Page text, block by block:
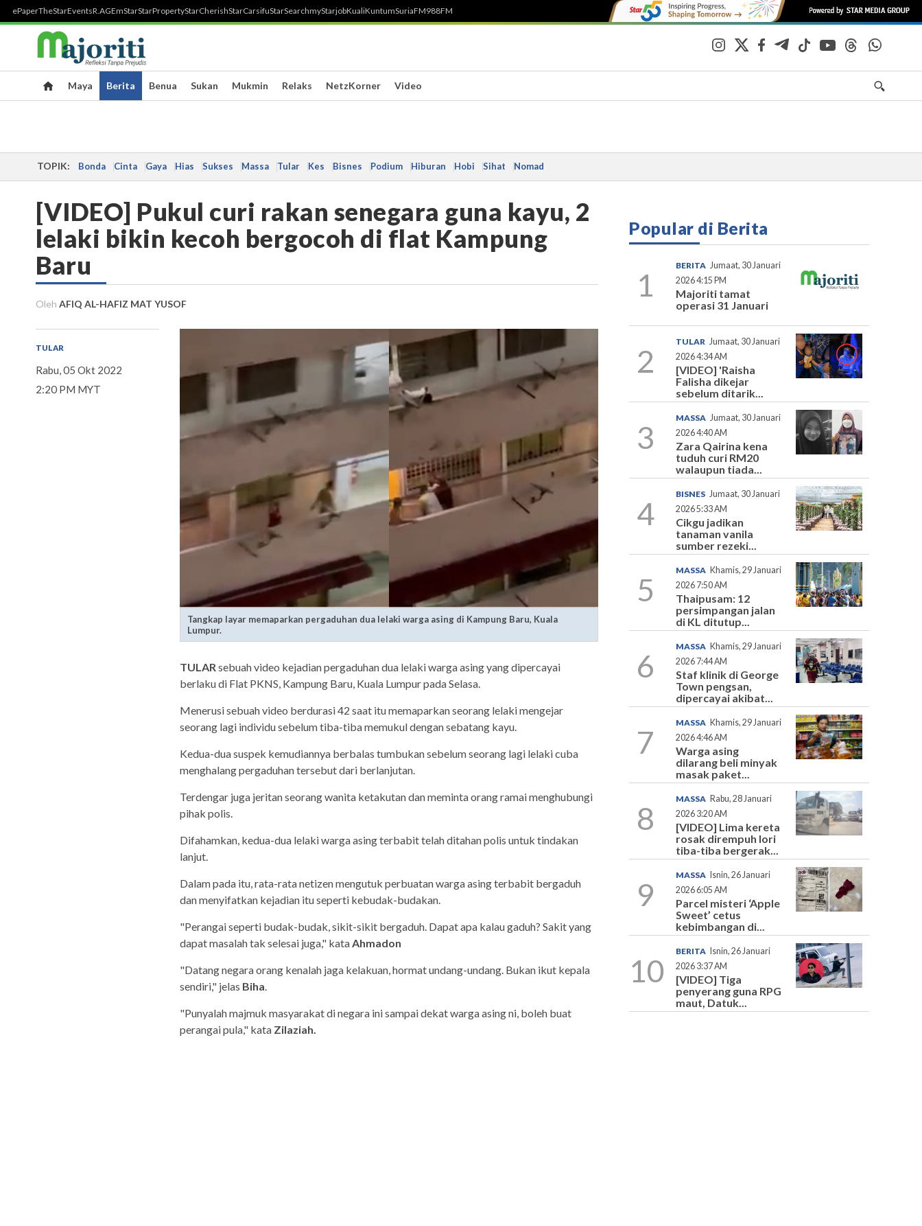
ePaperTheStarEventsR.AGEmStarStarPropertyStarCherishStarCarsifuStarSearchmyStarjobKualiKuntumSuriaFM988FM
Maya Berita Benua Sukan Mukmin Relaks NetzKorner Video
TOPIK: Bonda Cinta Gaya Hias Sukses Massa Tular Kes Bisnes Podium Hiburan Hobi Sihat Nomad
[VIDEO] Pukul curi rakan senegara guna kayu, 2
lelaki bikin kecoh bergocoh di flat Kampung
Baru
Oleh AFIQ AL-HAFIZ MAT YUSOF
TULAR
Rabu, 05 Okt 2022
2:20 PM MYT
Tangkap layar memaparkan pergaduhan dua lelaki warga asing di Kampung Baru, Kuala
Lumpur.
TULAR sebuah video kejadian pergaduhan dua lelaki warga asing yang dipercayai
berlaku di Flat PKNS, Kampung Baru, Kuala Lumpur pada Selasa.
Menerusi sebuah video berdurasi 42 saat itu memaparkan seorang lelaki mengejar
seorang lagi individu sebelum tiba-tiba memukul dengan sebatang kayu.
Kedua-dua suspek kemudiannya berbalas tumbukan sebelum seorang lagi lelaki cuba
menghalang pergaduhan tersebut dari berlanjutan.
Terdengar juga jeritan seorang wanita ketakutan dan meminta orang ramai menghubungi
pihak polis.
Difahamkan, kedua-dua lelaki warga asing terbabit telah ditahan polis untuk tindakan
lanjut.
Dalam pada itu, rata-rata netizen mengutuk perbuatan warga asing terbabit bergaduh
dan menyifatkan kejadian itu seperti kebudak-budakan.
"Perangai seperti budak-budak, sikit-sikit bergaduh. Dapat apa kalau gaduh? Sakit yang
dapat masalah tak selesai juga," kataAhmadon
"Datang negara orang kenalah jaga kelakuan, hormat undang-undang. Bukan ikut kepala
sendiri," jelas Biha.
"Punyalah majmuk masyarakat di negara ini sampai dekat warga asing ni, boleh buat
perangai pula," kata Zilaziah.
Popular di Berita
1
BERITA Jumaat, 30 Januari
2026 4:15 PM
Majoriti tamat
operasi 31 Januari
2
TULAR Jumaat, 30 Januari
2026 4:34 AM
[VIDEO] 'Raisha
Falisha dikejar
sebelum ditarik...
3
MASSA Jumaat, 30 Januari
2026 4:40 AM
Zara Qairina kena
tuduh curi RM20
walaupun tiada...
4
BISNES Jumaat, 30 Januari
2026 5:33 AM
Cikgu jadikan
tanaman vanila
sumber rezeki...
5
MASSA Khamis, 29 Januari
2026 7:50 AM
Thaipusam: 12
persimpangan jalan
di KL ditutup...
6
MASSA Khamis, 29 Januari
2026 7:44 AM
Staf klinik di George
Town pengsan,
dipercayai akibat...
7
MASSA Khamis, 29 Januari
2026 4:46 AM
Warga asing
dilarang beli minyak
masak paket...
8
MASSA Rabu, 28 Januari
2026 3:20 AM
[VIDEO] Lima kereta
rosak dirempuh lori
tiba-tiba bergerak...
9
MASSA
Isnin, 26 Januari
2026 6:05 AM
Parcel misteri ‘Apple
Sweet’ cetus
kebimbangan di...
10
BERITA
Isnin, 26 Januari
2026 3:37 AM
[VIDEO] Tiga
penyerang guna RPG
maut, Datuk...